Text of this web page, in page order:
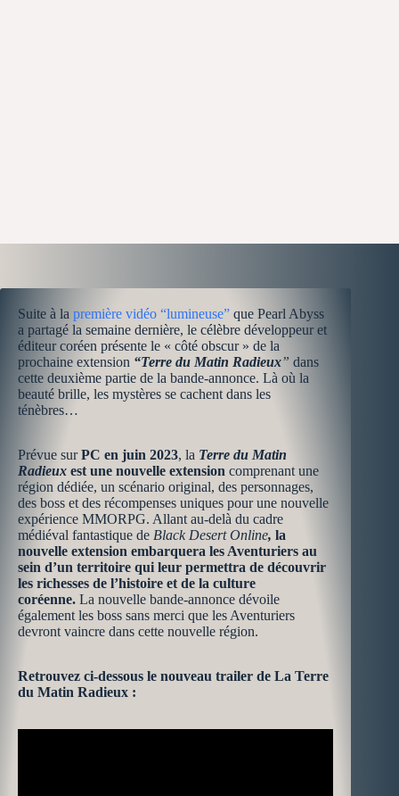
Suite à la première vidéo “lumineuse” que Pearl Abyss
a partagé la semaine dernière, le célèbre développeur et
éditeur coréen présente le « côté obscur » de la
prochaine extension “Terre du Matin Radieux” dans
cette deuxième partie de la bande-annonce. Là où la
beauté brille, les mystères se cachent dans les
ténèbres…
Prévue surPC en juin 2023, la Terre du Matin
Radieux est une nouvelle extension comprenant une
région dédiée, un scénario original, des personnages,
des boss et des récompenses uniques pour une nouvelle
expérience MMORPG. Allant au-delà du cadre
médiéval fantastique de Black Desert Online, la
nouvelle extension embarquera les Aventuriers au
sein d’un territoire qui leur permettra de découvrir
les richesses de l’histoire et de la culture
coréenne. La nouvelle bande-annonce dévoile
également les boss sans merci que les Aventuriers
devront vaincre dans cette nouvelle région.
Retrouvez ci-dessous le nouveau trailer de La Terre
du Matin Radieux :